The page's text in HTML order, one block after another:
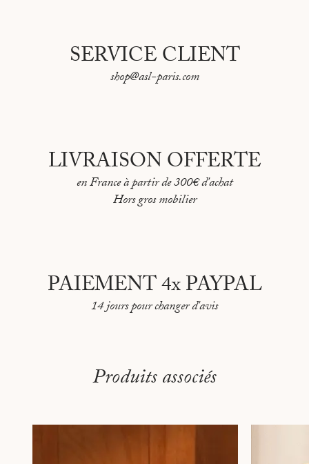
SERVICE CLIENT
shop@asl-paris.com
LIVRAISON OFFERTE
en France à partir de 300€ d'achat
Hors gros mobilier
PAIEMENT 4x PAYPAL
14 jours pour changer d'avis
Produits associés